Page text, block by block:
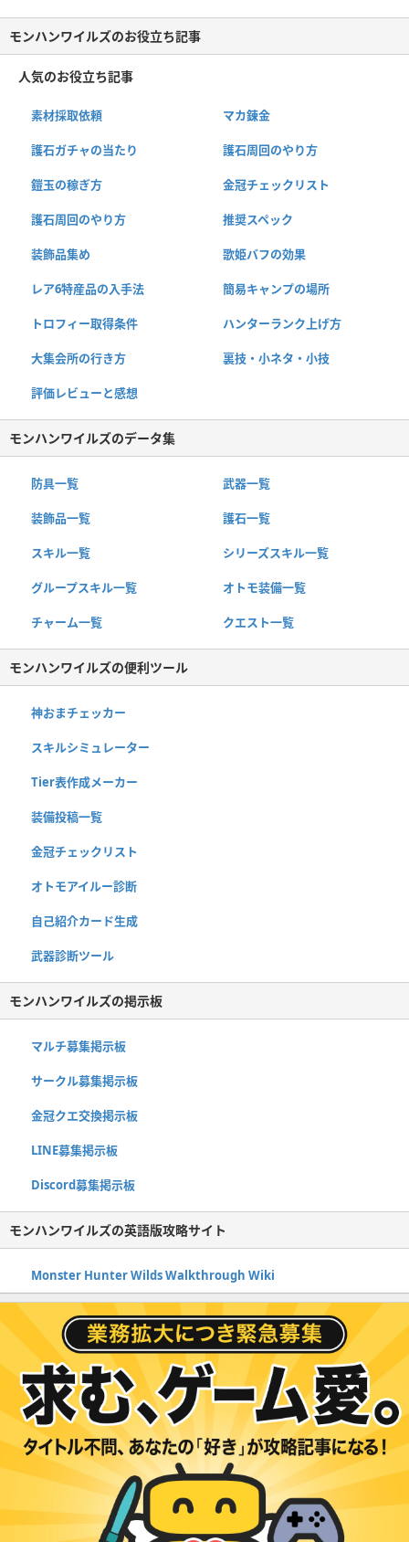
モンハンワイルズのお役立ち記事
人気のお役立ち記事
素材採取依頼 マカ錬金
護石ガチャの当たり 護石周回のやり方
鎧玉の稼ぎ方 金冠チェックリスト
護石周回のやり方 推奨スペック
装飾品集め 歌姫バフの効果
レア6特産品の入手法 簡易キャンプの場所
トロフィー取得条件 ハンターランク上げ方
大集会所の行き方 裏技・小ネタ・小技
評価レビューと感想
モンハンワイルズのデータ集
防具一覧 武器一覧
装飾品一覧 護石一覧
スキル一覧 シリーズスキル一覧
グループスキル一覧 オトモ装備一覧
チャーム一覧 クエスト一覧
モンハンワイルズの便利ツール
神おまチェッカー
スキルシミュレーター
Tier表作成メーカー
装備投稿一覧
金冠チェックリスト
オトモアイルー診断
自己紹介カード生成
武器診断ツール
モンハンワイルズの掲示板
マルチ募集掲示板
サークル募集掲示板
金冠クエ交換掲示板
LINE募集掲示板
Discord募集掲示板
モンハンワイルズの英語版攻略サイト
Monster Hunter Wilds Walkthrough Wiki